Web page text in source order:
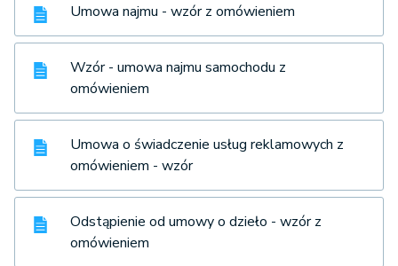
Umowa najmu - wzór z omówieniem
Wzór - umowa najmu samochodu z
omówieniem
Umowa o świadczenie usług reklamowych z
omówieniem - wzór
Odstąpienie od umowy o dzieło - wzór z
omówieniem